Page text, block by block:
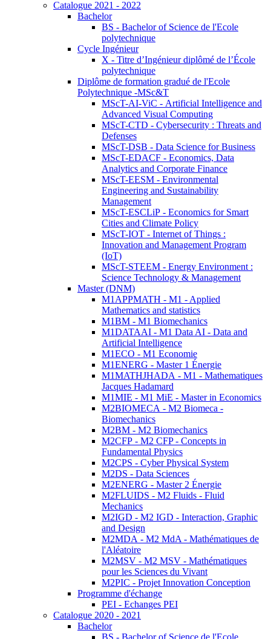
Catalogue 2021 - 2022
Bachelor
BS - Bachelor of Science de l'Ecole
polytechnique
Cycle Ingénieur
X - Titre d’Ingénieur diplômé de l’École
polytechnique
Diplôme de formation gradué de l'Ecole
Polytechnique -MSc&T
MScT-AI-ViC - Artificial Intelligence and
Advanced Visual Computing
MScT-CTD - Cybersecurity : Threats and
Defenses
MScT-DSB - Data Science for Business
MScT-EDACF - Economics, Data
Analytics and Corporate Finance
MScT-EESM - Environmental
Engineering and Sustainability
Management
MScT-ESCLiP - Economics for Smart
Cities and Climate Policy
MScT-IOT - Internet of Things :
Innovation and Management Program
(IoT)
MScT-STEEM - Energy Environment :
Science Technology & Management
Master (DNM)
M1APPMATH - M1 - Applied
Mathematics and statistics
M1BM - M1 Biomechanics
M1DATAAI - M1 Data AI - Data and
Artificial Intelligence
M1ECO - M1 Economie
M1ENERG - Master 1 Énergie
M1MATHJHADA - M1 - Mathematiques
Jacques Hadamard
M1MIE - M1 MiE - Master in Economics
M2BIOMECA - M2 Biomeca -
Biomechanics
M2BM - M2 Biomechanics
M2CFP - M2 CFP - Concepts in
Fundamental Physics
M2CPS - Cyber Physical System
M2DS - Data Sciences
M2ENERG - Master 2 Énergie
M2FLUIDS - M2 Fluids - Fluid
Mechanics
M2IGD - M2 IGD - Interaction, Graphic
and Design
M2MDA - M2 MdA - Mathématiques de
l'Aléatoire
M2MSV - M2 MSV - Mathématiques
pour les Sciences du Vivant
M2PIC - Projet Innovation Conception
Programme d'échange
PEI - Echanges PEI
Catalogue 2020 - 2021
Bachelor
BS - Bachelor of Science de l'Ecole